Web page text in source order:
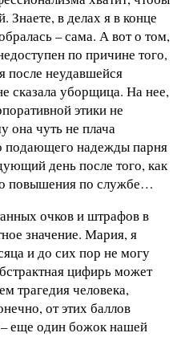
Знаете, в делах я в конце
– сама. А вот о том,
по причине того,
после неудавшейся
сказала уборщица. На нее,
этики не
она чуть не плача
подающего надежды парня
день после того, как
повышения по службе…
очков и штрафов в
значение. Мария, я
и до сих пор не могу
цифирь может
трагедия человека,
от этих баллов
– еще один божок нашей